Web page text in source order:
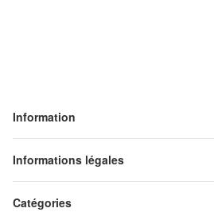
Information
Informations légales
Catégories